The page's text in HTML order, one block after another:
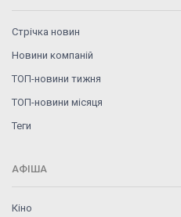
Стрічка новин
Новини компаній
ТОП-новини тижня
ТОП-новини місяця
Теги
АФІША
Кіно